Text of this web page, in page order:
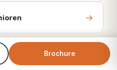
Brochure
→
Brochure